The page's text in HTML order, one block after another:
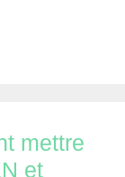
mettre
et